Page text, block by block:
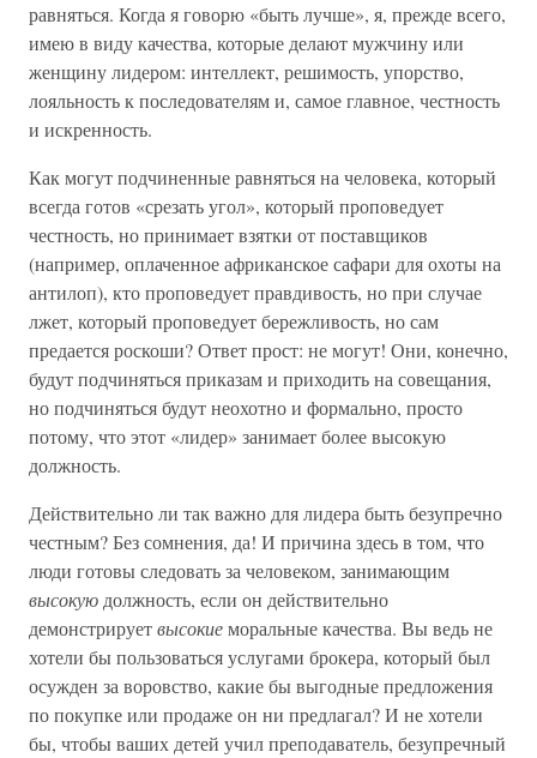
равняться. Когда я говорю «быть лучше», я, прежде всего,
имею в виду качества, которые делают мужчину или
женщину лидером: интеллект, решимость, упорство,
лояльность к последователям и, самое главное, честность
и искренность.
Как могут подчиненные равняться на человека, который
всегда готов «срезать угол», который проповедует
честность, но принимает взятки от поставщиков
(например, оплаченное африканское сафари для охоты на
антилоп), кто проповедует правдивость, но при случае
лжет, который проповедует бережливость, но сам
предается роскоши? Ответ прост: не могут! Они, конечно,
будут подчиняться приказам и приходить на совещания,
но подчиняться будут неохотно и формально, просто
потому, что этот «лидер» занимает более высокую
должность.
Действительно ли так важно для лидера быть безупречно
честным? Без сомнения, да! И причина здесь в том, что
люди готовы следовать за человеком, занимающим
высокую должность, если он действительно
демонстрируетвысокиеморальные качества. Вы ведь не
хотели бы пользоваться услугами брокера, который был
осужден за воровство, какие бы выгодные предложения
по покупке или продаже он ни предлагал? И не хотели
бы, чтобы ваших детей учил преподаватель, безупречный